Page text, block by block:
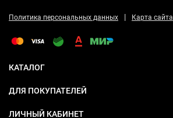
Политика персональных данных | Карта сайта
КАТАЛОГ
ДЛЯ ПОКУПАТЕЛЕЙ
ЛИЧНЫЙ КАБИНЕТ